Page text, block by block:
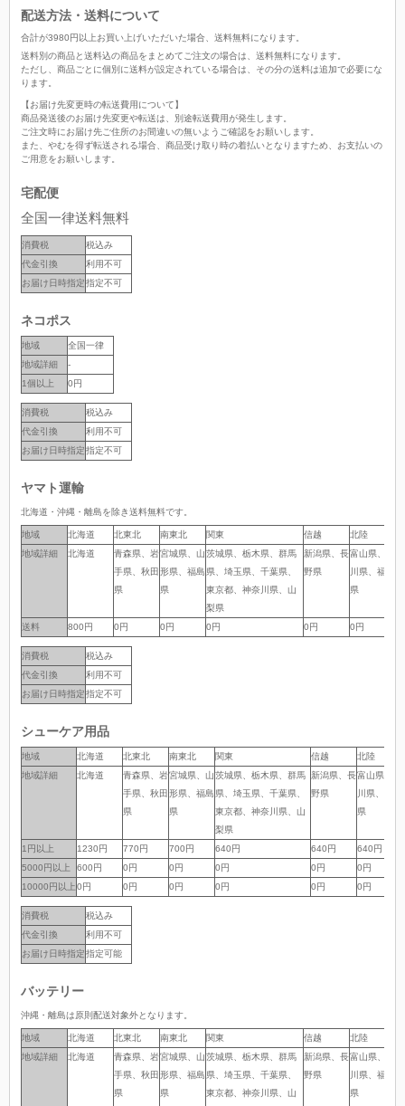
配送方法・送料について
合計が3980円以上お買い上げいただいた場合、 送料無料になります。
送料別の商品と送料込の商品をまとめてご注文の場合は、送料無料になります。
ただし、商品ごとに個別に送料が設定されている場合は、その分の送料は追加で必要にな
ります。
【お届け先変更時の転送費用について】
商品発送後のお届け先変更や転送は、別途転送費用が発生します。
ご注文時にお届け先ご住所のお間違いの無いようご確認をお願いします。
また、やむを得ず転送される場合、商品受け取り時の着払いとなりますため、お支払いの
ご用意をお願いします。
宅配便
全国一律送料無料
消費税
税込み
代金引換
利用不可
お届け日時指定指定不可
ネコポス
地域
全国一律
地域詳細
-
1個以上
0円
消費税
税込み
代金引換
利用不可
お届け日時指定指定不可
ヤマト運輸
北海道・沖縄・離島を除き送料無料です。
地域 北海道 北東北 南東北 関東 信越 北陸
地域詳細
北海道
青森県、岩
手県、秋田
県
宮城県、山
形県、福島
県
茨城県、栃木県、群馬
県、埼玉県、千葉県、
東京都、神奈川県、山
梨県
新潟県、長
野県
富山県、石
川県、福井
県
送料 800円 0円 0円 0円 0円 0円
地域
地域詳細
送料
消費税
税込み
代金引換
利用不可
お届け日時指定指定不可
シューケア用品
地域 北海道 北東北 南東北 関東 信越 北陸
地域詳細
北海道
青森県、岩
手県、秋田
県
宮城県、山
形県、福島
県
茨城県、栃木県、群馬
県、埼玉県、千葉県、
東京都、神奈川県、山
梨県
新潟県、長
野県
富山県、石
川県、福井
県
1円以上 1230円 770円 700円 640円 640円 640円
5000円以上
600円 0円 0円 0円 0円 0円
10000円以上0円 0円 0円 0円 0円 0円
地域
地域詳細
1円以上
5000円以上
10000円以上
消費税
税込み
代金引換
利用不可
お届け日時指定指定可能
バッテリー
沖縄・離島は原則配送対象外となります。
地域 北海道 北東北 南東北 関東 信越 北陸
地域詳細
北海道
青森県、岩
手県、秋田
県
宮城県、山
形県、福島
県
茨城県、栃木県、群馬
県、埼玉県、千葉県、
東京都、神奈川県、山
新潟県、長
野県
富山県、石
川県、福井
県
地域
地域詳細